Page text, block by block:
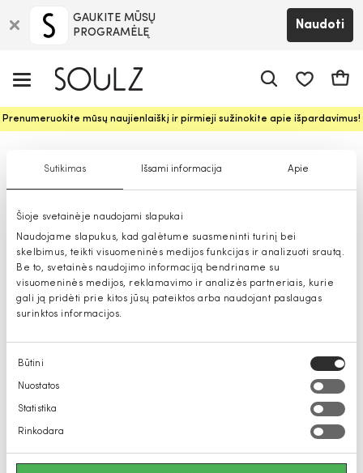
Sutikimas Išsami informacija Apie
Šioje svetainėje naudojami slapukai
Naudojame slapukus, kad galėtume suasmeninti turinį bei
skelbimus, teikti visuomeninės medijos funkcijas ir analizuoti srautą.
Be to, svetainės naudojimo informaciją bendriname su
visuomeninės medijos, reklamavimo ir analizės partneriais, kurie
gali ją pridėti prie kitos jūsų pateiktos arba naudojant paslaugas
surinktos informacijos.
Sutikimo
pasirinkimas
Būtini
Nuostatos
Statistika
Rinkodara
GAUKITE MŪSŲ
PROGRAMĖLĘ
Naudoti
Prenumeruokite mūsų naujienlaiškį ir pirmieji sužinokite apie išpardavimus!
Clarina marškinėliai be rankovių
moterims